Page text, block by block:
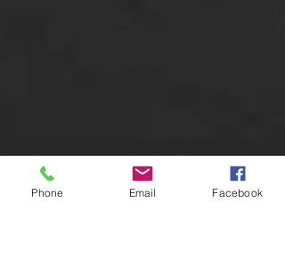
Phone Email Facebook